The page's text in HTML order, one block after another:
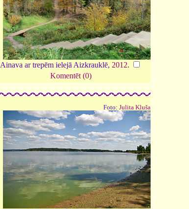
Ainava ar trepēm ielejā Aizkrauklē, 2012.
Komentēt (0)
Foto: Julita Kluša